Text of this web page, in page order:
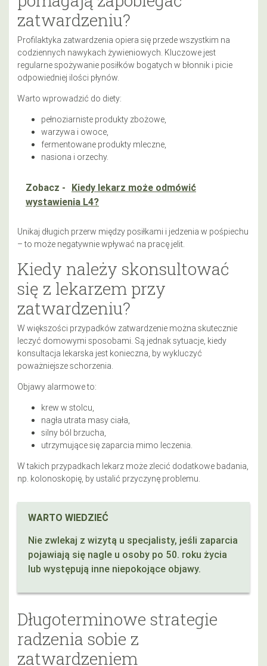
zatwardzeniu?
Profilaktyka zatwardzenia opiera się przede wszystkim na
codziennych nawykach żywieniowych. Kluczowe jest
regularne spożywanie posiłków bogatych w błonnik i picie
odpowiedniej ilości płynów.
Warto wprowadzić do diety:
pełnoziarniste produkty zbożowe,
warzywa i owoce,
fermentowane produkty mleczne,
nasiona i orzechy.
Zobacz - Kiedy lekarz może odmówić
wystawienia L4?
Unikaj długich przerw między posiłkami i jedzenia w pośpiechu
– to może negatywnie wpływać na pracę jelit.
Kiedy należy skonsultować
się z lekarzem przy
zatwardzeniu?
W większości przypadków zatwardzenie można skutecznie
leczyć domowymi sposobami. Są jednak sytuacje, kiedy
konsultacja lekarska jest konieczna, by wykluczyć
poważniejsze schorzenia.
Objawy alarmowe to:
krew w stolcu,
nagła utrata masy ciała,
silny ból brzucha,
utrzymujące się zaparcia mimo leczenia.
W takich przypadkach lekarz może zlecić dodatkowe badania,
np. kolonoskopię, by ustalić przyczynę problemu.
WARTO WIEDZIEĆ
Nie zwlekaj z wizytą u specjalisty, jeśli zaparcia
pojawiają się nagle u osoby po 50. roku życia
lub występują inne niepokojące objawy.
Długoterminowe strategie
radzenia sobie z
zatwardzeniem